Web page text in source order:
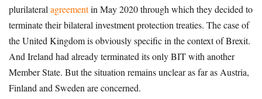
plurilateral agreementin May 2020 through which they decided to
terminate their bilateral investment protection treaties. The case of
the United Kingdom is obviously specific in the context of Brexit.
And Ireland had already terminated its only BIT with another
Member State. But the situation remains unclear as far as Austria,
Finland and Sweden are concerned.